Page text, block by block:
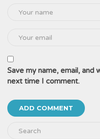
Save my name, email, and
next time I comment.